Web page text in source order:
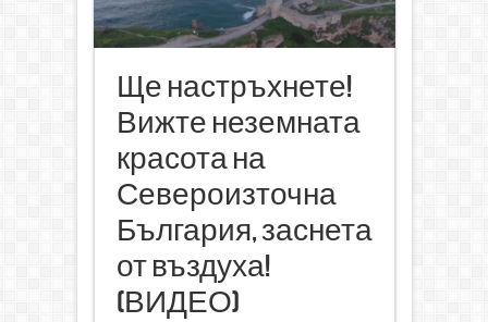
Ще настръхнете!
Вижте неземната
красота на
Североизточна
България, заснета
от въздуха!
(ВИДЕО)